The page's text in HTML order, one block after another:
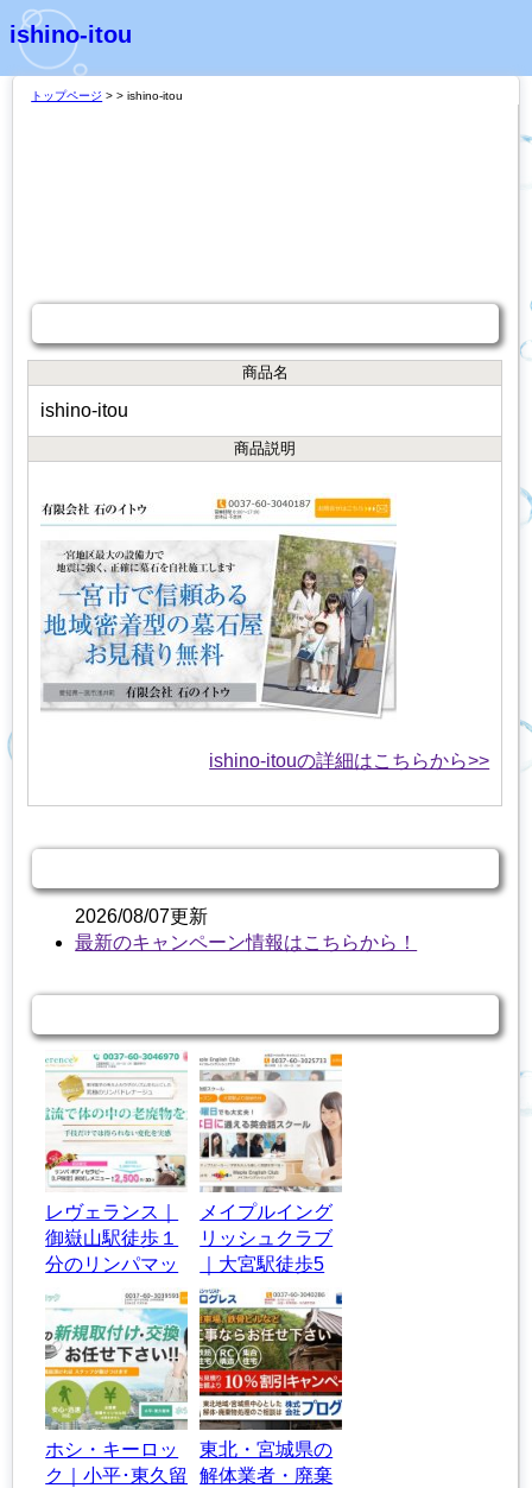
ishino-itou
トップページ >> ishino-itou
商品名
ishino-itou
商品説明
ishino-itouの詳細はこちらから>>
2026/08/07更新
最新のキャンペーン情報はこちらから！
レヴェランス｜
御嶽山駅徒歩１
分のリンパマッ
サージサロン
メイプルイング
リッシュクラブ
｜大宮駅徒歩5
分の英語教室・
英会話スクール
ホシ・キーロッ
ク｜小平･東久留
東北・宮城県の
解体業者・廃棄